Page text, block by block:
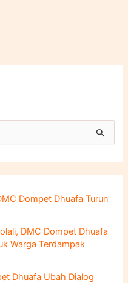
Dompet Dhuafa Turun
DMC Dompet Dhuafa
Warga Terdampak
Dhuafa Ubah Dialog